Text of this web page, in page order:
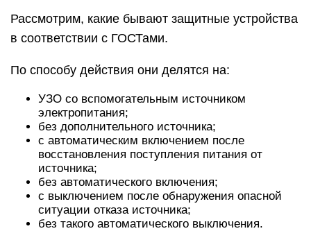
Рассмотрим, какие бывают защитные устройства
в соответствии с ГОСТами.
По способу действия они делятся на:
УЗО со вспомогательным источником
электропитания;
без дополнительного источника;
с автоматическим включением после
восстановления поступления питания от
источника;
без автоматического включения;
с выключением после обнаружения опасной
ситуации отказа источника;
без такого автоматического выключения.